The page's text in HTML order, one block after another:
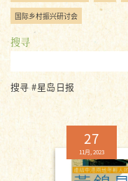
国际乡村振兴研讨会
搜寻
搜寻 #星岛日报
27
11月, 2023